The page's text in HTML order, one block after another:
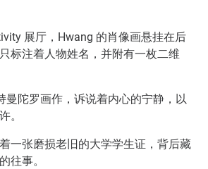
展厅，Hwang 的肖像画悬挂在后
标注着人物姓名，并附有一枚二维
曼陀罗画作，诉说着内心的宁静，以
。
一张磨损老旧的大学学生证，背后藏
往事。